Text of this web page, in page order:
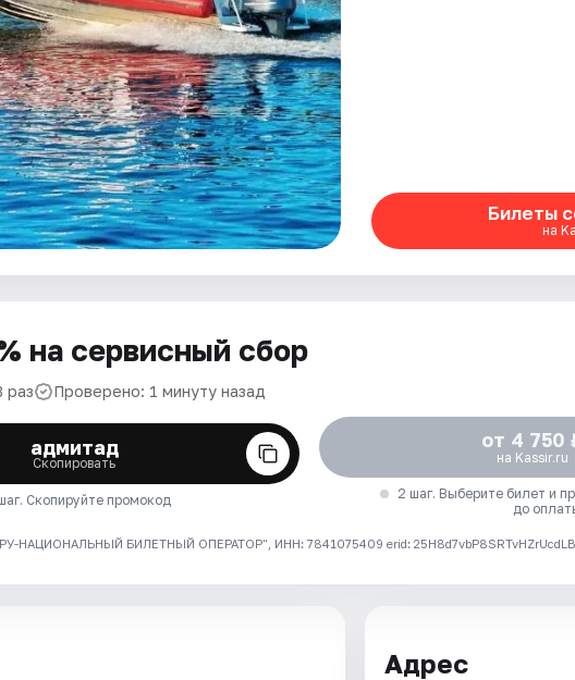
Билеты
на
на сервисный сбор
раз Проверено: 1 минуту назад
адмитад
Скопировать
Скопируйте промокод
от 4 750
на Kassir.ru
2 шаг. Выберите билет и
до
НАЦИОНАЛЬНЫЙ БИЛЕТНЫЙ ОПЕРАТОР", ИНН: 7841075409 erid:
Адрес